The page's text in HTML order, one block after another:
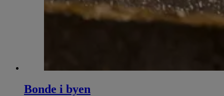
Bonde i byen